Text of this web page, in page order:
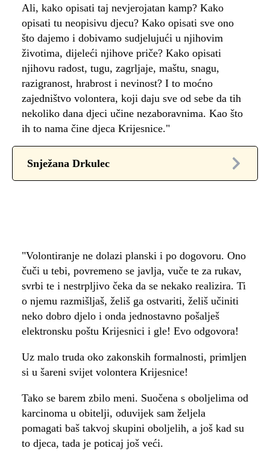
Ali, kako opisati taj nevjerojatan kamp? Kako
opisati tu neopisivu djecu? Kako opisati sve ono
što dajemo i dobivamo sudjelujući u njihovim
životima, dijeleći njihove priče? Kako opisati
njihovu radost, tugu, zagrljaje, maštu, snagu,
razigranost, hrabrost i nevinost? I to moćno
zajedništvo volontera, koji daju sve od sebe da tih
nekoliko dana djeci učine nezaboravnima. Kao što
ih to nama čine djeca Krijesnice."
Snježana Drkulec
"Volontiranje ne dolazi planski i po dogovoru. Ono
čuči u tebi, povremeno se javlja, vuče te za rukav,
svrbi te i nestrpljivo čeka da se nekako realizira. Ti
o njemu razmišljaš, želiš ga ostvariti, želiš učiniti
neko dobro djelo i onda jednostavno pošalješ
elektronsku poštu Krijesnici i gle! Evo odgovora!
Uz malo truda oko zakonskih formalnosti, primljen
si u šareni svijet volontera Krijesnice!
Tako se barem zbilo meni. Suočena s oboljelima od
karcinoma u obitelji, oduvijek sam željela
pomagati baš takvoj skupini oboljelih, a još kad su
to djeca, tada je poticaj još veći.